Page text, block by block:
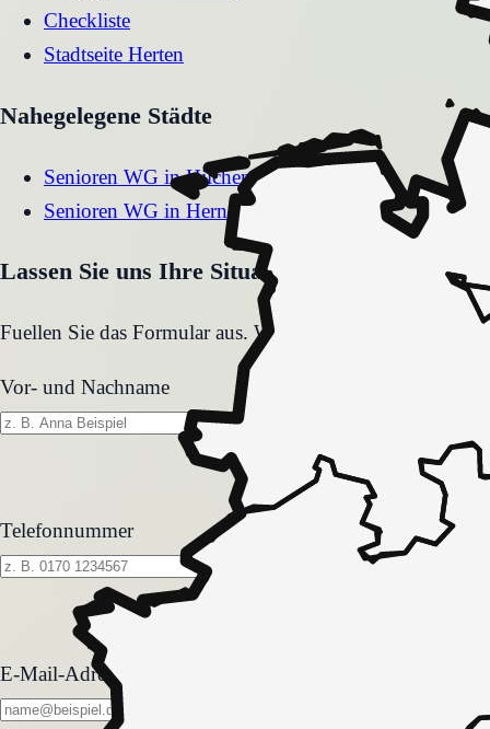
Checkliste
Stadtseite Herten
Nahegelegene Städte
Senioren WG inHilchenbach
Senioren WG in Herne
Lassen Sie uns Ihre Situation gemeinsam
Fuellen Sie das Formular aus. Wir melden uns zeitnah
Vor- und Nachname
Telefonnummer
E-Mail-Adresse